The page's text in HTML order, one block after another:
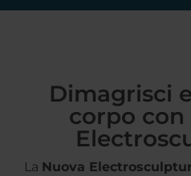
Dimagrisci
corpo con
La Nuova